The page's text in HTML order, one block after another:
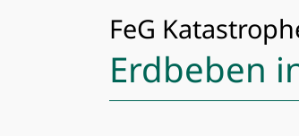
FeG
Erdbeben